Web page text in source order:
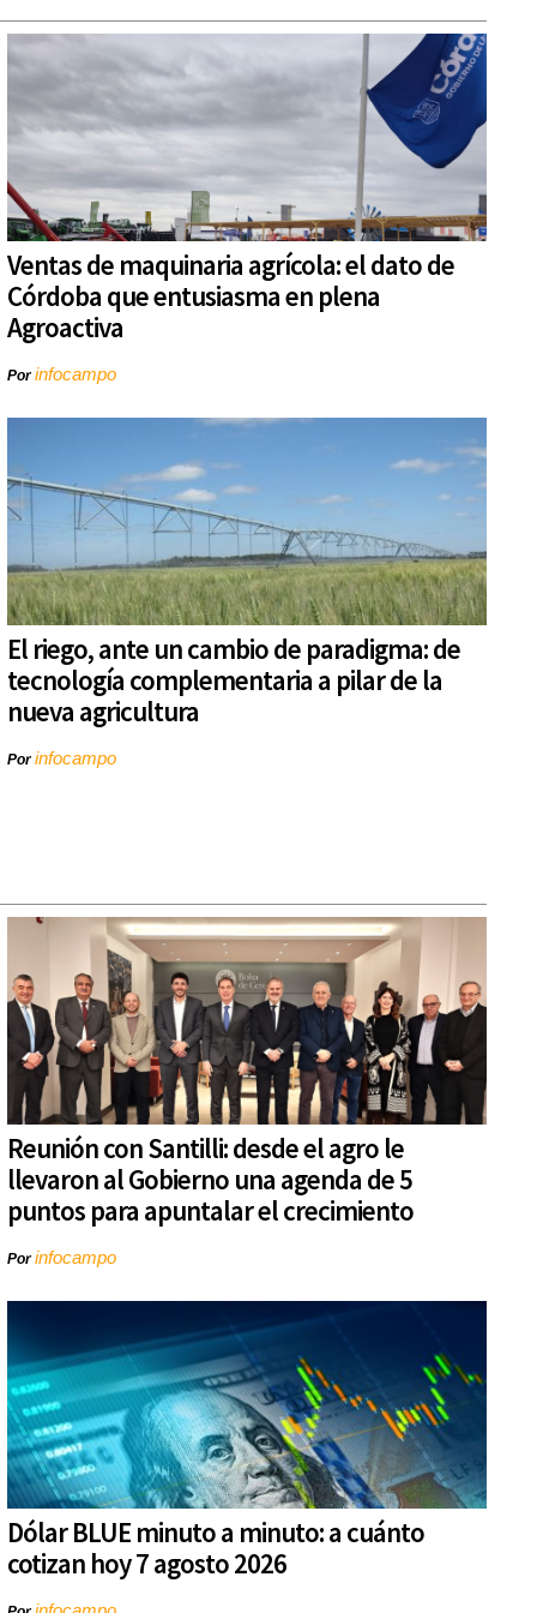
Ventas de maquinaria agrícola: el dato de
Córdoba que entusiasma en plena
Agroactiva
Porinfocampo
El riego, ante un cambio de paradigma: de
tecnología complementaria a pilar de la
nueva agricultura
Porinfocampo
Reunión con Santilli: desde el agro le
llevaron al Gobierno una agenda de 5
puntos para apuntalar el crecimiento
Porinfocampo
Dólar BLUE minuto a minuto: a cuánto
cotizan hoy 7 agosto 2026